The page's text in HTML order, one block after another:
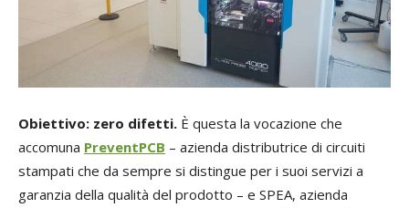
Obiettivo: zero difetti. È questa la vocazione che
accomuna PreventPCB – azienda distributrice di circuiti
stampati che da sempre si distingue per i suoi servizi a
garanzia della qualità del prodotto – e SPEA, azienda